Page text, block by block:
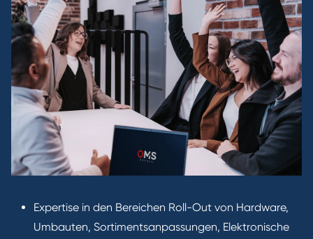
Expertise in den Bereichen Roll-Out von Hardware,
Umbauten, Sortimentsanpassungen, Elektronische